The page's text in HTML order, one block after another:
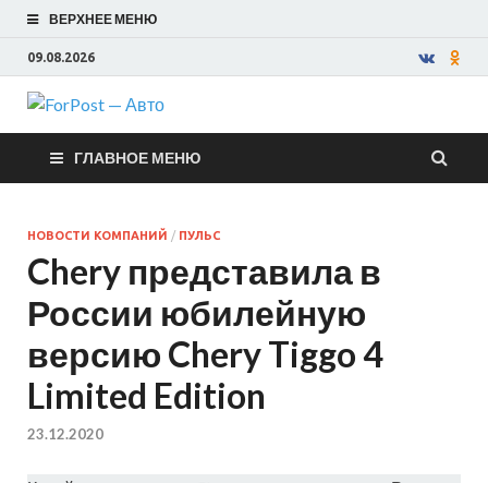
ВЕРХНЕЕ МЕНЮ
09.08.2026
ForPost —
Авто
ГЛАВНОЕ МЕНЮ
НОВОСТИ КОМПАНИЙ / ПУЛЬС
Chery представила в
России юбилейную
версию Chery Tiggo 4
Limited Edition
23.12.2020